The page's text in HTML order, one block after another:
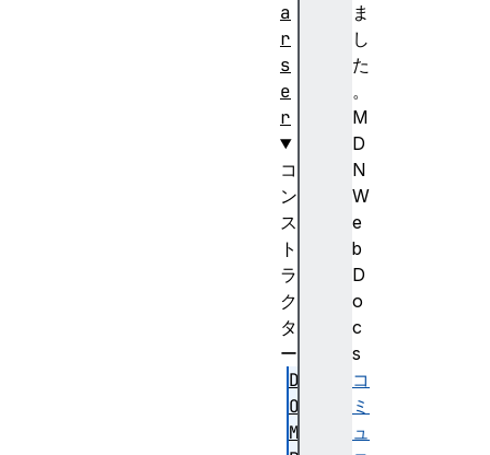
ま
し
た
。
M
D
N
W
e
b
D
o
c
s
コ
ミ
ュ
a
r
s
e
r
コ
ン
ス
ト
ラ
ク
タ
ー
D
O
M